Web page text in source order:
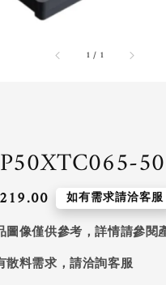
1 / 1
50
如有需求請洽客服
圖像僅供參考，詳情請參閱
散料需求，請洽詢客服